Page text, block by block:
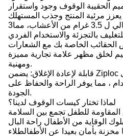
الحقيبة الوقوف وجود واستقرار
3سعة 0.5 غرام: مقاس مثالي ل 3.5 غرام من الأعشاب، مما
الخاصة بك مع الشعارات
لخلق مظهر علامة تجارية مميزة
ومهنية.
قابلة لإعادة الإغلاق: يضمن Ziploc القابل لإعادة الإغلاق أن يبقى
، مما يوفر الراحة والحفاظ على
الجودة.
لماذا تختار كيسات الوقوف لدينا؟
المقاومة للطفل تجمع بين السلامة
الوقاية من الأطفال راحة البال
بأمان بعيدا عن الأطفالطلاء